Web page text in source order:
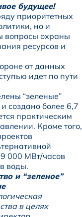
будущее!
приоритетных
но и
вопросы охраны
ресурсов и
от данных
идет по пути
“зеленые”
создано более 6,7
практическим
Кроме того,
000 МВт/часов
воды.
и “зеленое”
в целях